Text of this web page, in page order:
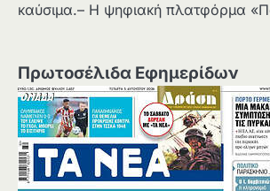
καύσιμα.– Η ψηφιακή πλατφόρμα
Πρωτοσέλιδα Εφημερίδων